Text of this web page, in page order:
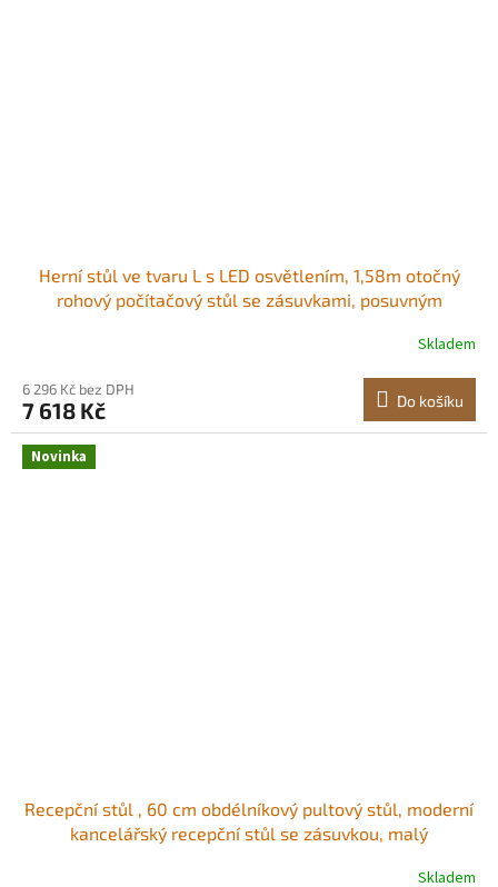
Herní stůl ve tvaru L s LED osvětlením, 1,58m otočný
rohový počítačový stůl se zásuvkami, posuvným
stylový herní stůl pro domácí kancelář RGB LED
osvětlení Vestavěná zásuvka Dostatek
Skladem
6 296 Kč bez DPH
7 618 Kč Do košíku
Novinka
Recepční stůl , 60 cm obdélníkový pultový stůl, moderní
kancelářský recepční stůl se zásuvkou, malý
kosmetický salon a kancelář, bílý Stylový recepční stůl
Skladem